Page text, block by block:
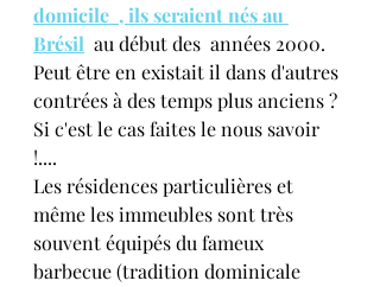
domicile  , ils seraient nés au
Brésil au début des  années 2000.
Peut être en existait il dans d'autres
contrées à des temps plus anciens ?
Si c'est le cas faites le nous savoir
!....
Les résidences particulières et
même les immeubles sont très
souvent équipés du fameux
barbecue (tradition dominicale